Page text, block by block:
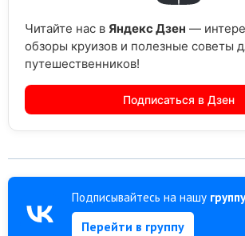
Читайте нас в Яндекс Дзен —
обзоры круизов и полезные советы
путешественников!
Подписаться в Дзен
Подписывайтесь на нашу
Перейти в группу